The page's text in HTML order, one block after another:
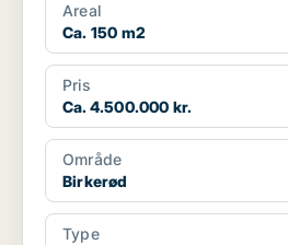
Areal
Ca. 150 m2
Pris
Ca. 4.500.000 kr.
Område
Birkerød
Type